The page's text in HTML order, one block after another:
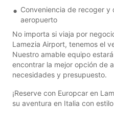
Conveniencia de recoger y
aeropuerto
No importa si viaja por
Lamezia Airport, tenemos el
Nuestro amable equipo
encontrar la mejor opción de
necesidades y presupuesto.
¡Reserve con Europcar en
su aventura en Italia con